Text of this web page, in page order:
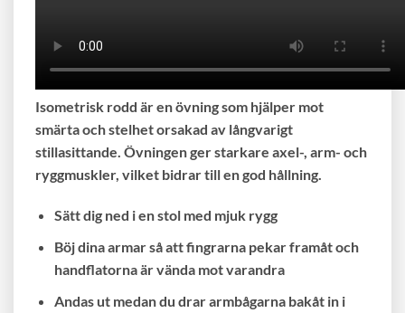
Isometrisk rodd är en övning som hjälper mot
smärta och stelhet orsakad av långvarigt
stillasittande. Övningen ger starkare axel-, arm- och
ryggmuskler, vilket bidrar till en god hållning.
Sätt dig ned i en stol med mjuk rygg
Böj dina armar så att fingrarna pekar framåt och
handflatorna är vända mot varandra
Andas ut medan du drar armbågarna bakåt in i